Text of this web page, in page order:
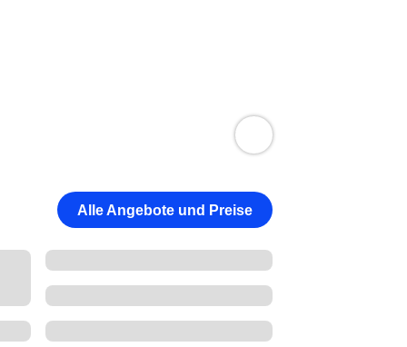
Alle Angebote und Preise